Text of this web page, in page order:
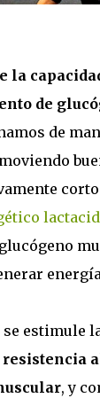
la
de
de
se estimule
resistencia
, y